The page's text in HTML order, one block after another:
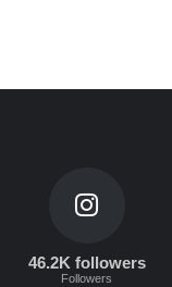
46.2K followers
Followers